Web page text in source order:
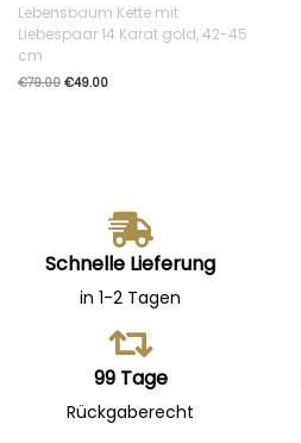
Lebensbaum Kette mit
Liebespaar 14 Karat gold, 42-45
cm
€79.00 €49.00
Schnelle Lieferung
in 1-2 Tagen
99 Tage
Rückgaberecht